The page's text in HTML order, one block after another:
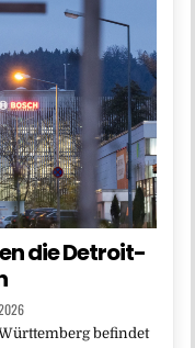
die Detroit-
befindet